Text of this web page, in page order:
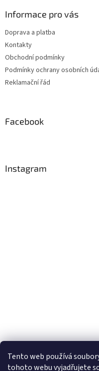
Tento web používá
tohoto webu vyjadřujete
Informace pro vás
Doprava a platba
Kontakty
Obchodní podmínky
Podmínky ochrany osobních
Reklamační řád
Facebook
Instagram